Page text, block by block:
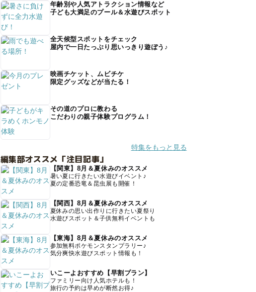
年齢別や人気アトラクション情報など
子ども大満足のプール＆水遊びスポット
全天候型スポットをチェック
屋内で一日たっぷり思いっきり遊ぼう♪
映画チケット、ムビチケ
限定グッズなどが当たる！
その道のプロに教わる
こだわりの親子体験プログラム！
特集をもっと見る
編集部オススメ「注目記事」
【関東】8月＆夏休みのオススメ
暑い夏に行きたい水遊びイベント♪
夏の定番恐竜＆昆虫展も開催！
【関西】8月＆夏休みのオススメ
夏休みの思い出作りに行きたい夏祭り
水遊びスポット＆子供無料イベントも
【東海】8月＆夏休みのオススメ
参加無料ポケモンスタンプラリー♪
気分爽快水遊びスポット情報も！
いこーよおすすめ【早割プラン】
ファミリー向け人気ホテルも！
旅行の予約は早めが断然お得♪